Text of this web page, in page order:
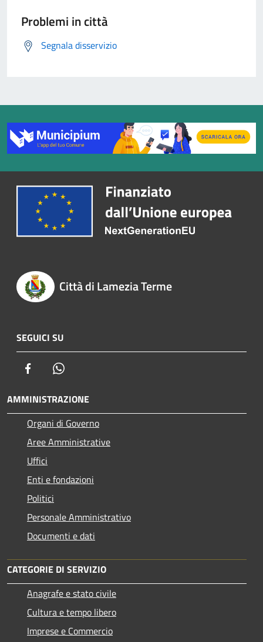
Problemi in città
Segnala disservizio
Città di Lamezia Terme
SEGUICI SU
Facebook
AMMINISTRAZIONE
Organi di Governo
Aree Amministrative
Uffici
Enti e fondazioni
Politici
Personale Amministrativo
Documenti e dati
CATEGORIE DI SERVIZIO
Anagrafe e stato civile
Cultura e tempo libero
Imprese e Commercio